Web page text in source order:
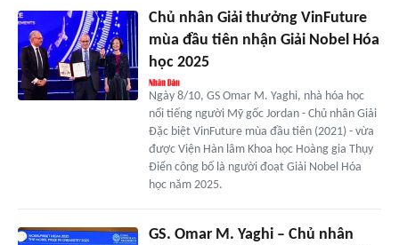
Chủ nhân Giải thưởng VinFuture
mùa đầu tiên nhận Giải Nobel Hóa
học 2025
Ngày 8/10, GS Omar M. Yaghi, nhà hóa học
nổi tiếng người Mỹ gốc Jordan - Chủ nhân Giải
Đặc biệt VinFuture mùa đầu tiên (2021) - vừa
được Viện Hàn lâm Khoa học Hoàng gia Thụy
Điển công bố là người đoạt Giải Nobel Hóa
học năm 2025.
GS. Omar M. Yaghi – Chủ nhân